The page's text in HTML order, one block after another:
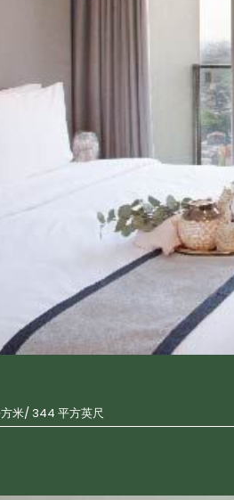
米/ 344 平方英尺